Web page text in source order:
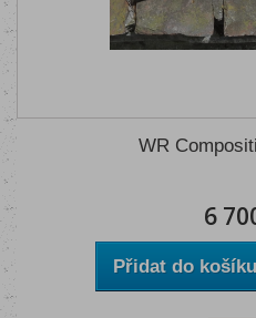
WR
6
Přidat do košíku